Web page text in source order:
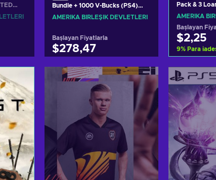
Bundle + 1000 V-Bucks (PS4)
PSN Key UNITED STATES
AMERIKA BIRLEŞIK DEVLETLERI
Başlayan Fiyatlarla
$278,47
Sepete ekle
Teklifleri görüntüle
Pack & 3
(PS4) PSN
AMERIKA
Başlayan
$2,25
9% Para